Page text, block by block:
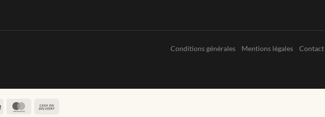
Conditions générales Mentions légales Contact
Stripe MasterCard